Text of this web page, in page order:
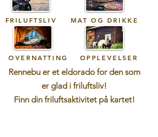
FRILUFTSLIV MAT OG DRIKKE
OVERNATTING OPPLEVELSER
Rennebu er et eldorado for den som
er glad i friluftsliv!
Finn din friluftsaktivitet på kartet!